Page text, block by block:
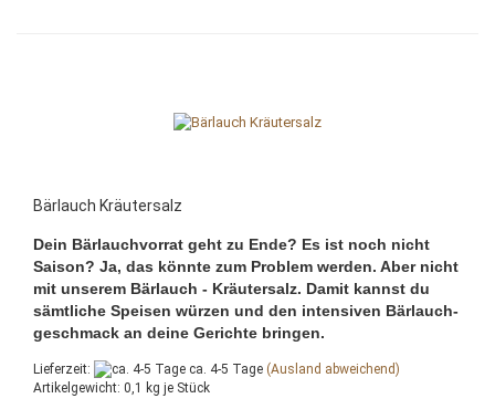
Bärlauch Kräutersalz
Dein Bärlauchvorrat geht zu Ende? Es ist noch nicht
Saison? Ja, das könnte zum Problem werden. Aber nicht
mit unserem Bärlauch - Kräutersalz. Damit kannst du
sämtliche Speisen würzen und den intensiven Bärlauch-
geschmack an deine Gerichte bringen.
Lieferzeit: ca. 4-5 Tage (Ausland abweichend)
Artikelgewicht: 0,1 kg je Stück